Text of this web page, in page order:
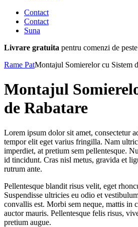
Contact
Contact
Suna
Livrare gratuita pentru comenzi de peste
Rame PatMontajul Somierelor cu Sistem
Montajul
de Rabatare
Lorem ipsum dolor sit amet, consectetur
tempor elit eget varius fringilla. Nam
imperdiet, at pretium sem pellentesque.
id tincidunt. Cras nisl metus, gravida et
rutrum ante.
Pellentesque blandit risus velit, eget
Suspendisse ultricies eu odio et
convallis est. Morbi sem neque, mattis in
auctor mauris. Pellentesque felis risus,
pretium augue.